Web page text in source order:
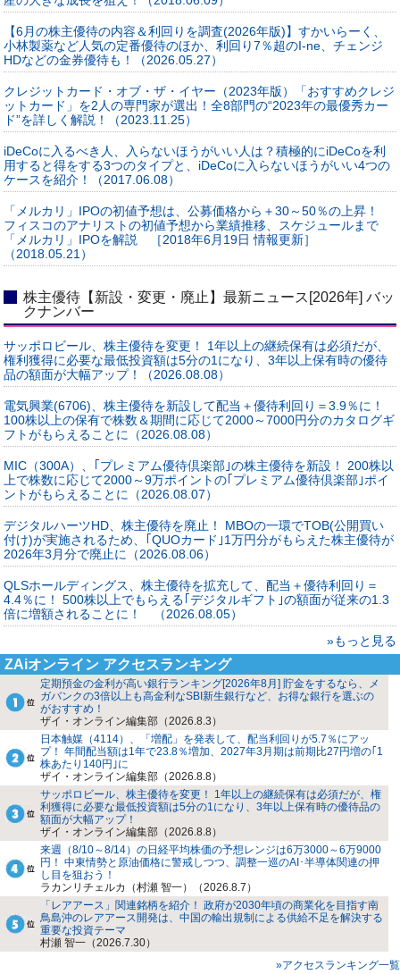
【6月の株主優待の内容＆利回りを調査(2026年版)】すかいらーく、
小林製薬など人気の定番優待のほか、利回り7％超のI-ne、チェンジ
HDなどの金券優待も！（2026.05.27）
クレジットカード・オブ・ザ・イヤー（2023年版）「おすすめクレジ
ットカード」を2人の専門家が選出！全8部門の“2023年の最優秀カー
ド”を詳しく解説！（2023.11.25）
iDeCoに入るべき人、入らないほうがいい人は？積極的にiDeCoを利
用すると得をする3つのタイプと、iDeCoに入らないほうがいい4つの
ケースを紹介！（2017.06.08）
「メルカリ」IPOの初値予想は、公募価格から＋30～50％の上昇！
フィスコのアナリストの初値予想から業績推移、スケジュールまで
「メルカリ」IPOを解説 ［2018年6月19日 情報更新］
（2018.05.21）
株主優待【新設・変更・廃止】最新ニュース[2026年] バッ
クナンバー
サッポロビール、株主優待を変更！ 1年以上の継続保有は必須だが、
権利獲得に必要な最低投資額は5分の1になり、3年以上保有時の優待
品の額面が大幅アップ！（2026.08.08）
電気興業(6706)、株主優待を新設して配当＋優待利回り＝3.9％に！
100株以上の保有で株数＆期間に応じて2000～7000円分のカタログギ
フトがもらえることに（2026.08.08）
MIC（300A）、｢プレミアム優待倶楽部｣の株主優待を新設！ 200株以
上で株数に応じて2000～9万ポイントの｢プレミアム優待倶楽部｣ポイ
ントがもらえることに（2026.08.07）
デジタルハーツHD、株主優待を廃止！ MBOの一環でTOB(公開買い
付け)が実施されるため、｢QUOカード｣1万円分がもらえた株主優待が
2026年3月分で廃止に（2026.08.06）
QLSホールディングス、株主優待を拡充して、配当＋優待利回り＝
4.4％に！ 500株以上でもらえる｢デジタルギフト｣の額面が従来の1.3
倍に増額されることに！ （2026.08.05）
»もっと見る
ZAiオンライン アクセスランキング
定期預金の金利が高い銀行ランキング[2026年8月] 貯金をするなら、メ
ガバンクの3倍以上も高金利なSBI新生銀行など、お得な銀行を選ぶの
がおすすめ！
ザイ・オンライン編集部（2026.8.3）
日本触媒（4114）、「増配」を発表して、配当利回りが5.7％にアッ
プ！ 年間配当額は1年で23.8％増加、2027年3月期は前期比27円増の｢1
株あたり140円｣に
ザイ・オンライン編集部（2026.8.8）
サッポロビール、株主優待を変更！ 1年以上の継続保有は必須だが、権
利獲得に必要な最低投資額は5分の1になり、3年以上保有時の優待品の
額面が大幅アップ！
ザイ・オンライン編集部（2026.8.8）
来週（8/10～8/14）の日経平均株価の予想レンジは6万3000～6万9000
円！ 中東情勢と原油価格に警戒しつつ、調整一巡のAI･半導体関連の押
し目を狙おう！
ラカンリチェルカ（村瀬 智一）（2026.8.7）
「レアアース」関連銘柄を紹介！ 政府が2030年頃の商業化を目指す南
鳥島沖のレアアース開発は、中国の輸出規制による供給不足を解決する
重要な投資テーマ
村瀬 智一（2026.7.30）
»アクセスランキング一覧